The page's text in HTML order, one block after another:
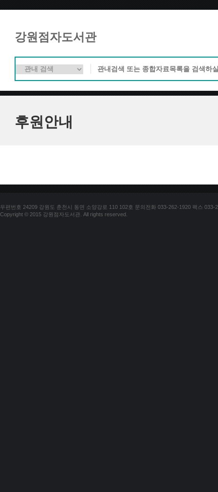
강원점자도서관
후원안내
우편번호 24209 강원도 춘천시 동면 소양강로 110 102호 문의전화 033-262-1920 팩스 033-
Copyright © 2015 강원점자도서관. All rights reserved.